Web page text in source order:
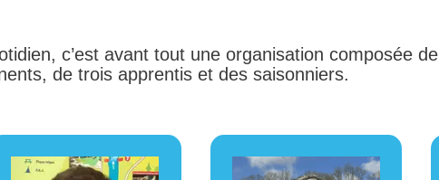
c’est avant tout une organisation composée de
de trois apprentis et des saisonniers.